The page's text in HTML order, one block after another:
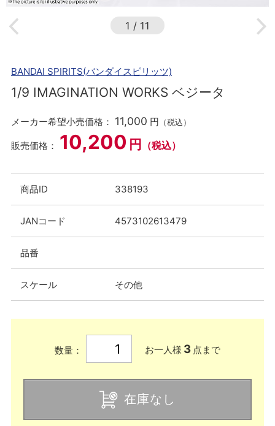
1 / 11
BANDAI SPIRITS(バンダイスピリッツ)
1/9 IMAGINATION WORKS ベジータ
メーカー希望小売価格： 11,000 円 （税込）
販売価格： 10,200 円 （税込）
商品ID 338193
JANコード 4573102613479
品番
スケール その他
数量： お一人様 3 点まで
在庫なし